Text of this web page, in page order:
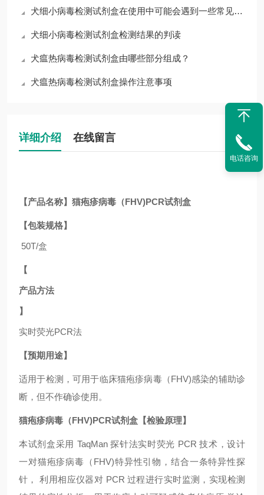
犬细小病毒检测试剂盒在使用中可能会遇到一些常见问题
犬细小病毒检测试剂盒检测结果的判读
犬瘟热病毒检测试剂盒由哪些部分组成？
犬瘟热病毒检测试剂盒操作注意事项
详细介绍 在线留言
【产品名称】猫疱疹病毒（FHV)PCR试剂盒
【包装规格】
50T/盒
【
产品方法
】
实时荧光PCR法
【预期用途】
适用于检测，可用于临床猫疱疹病毒（FHV)感染的辅助诊
断，但不作确诊使用。
猫疱疹病毒（FHV)PCR试剂盒【检验原理】
本试剂盒采用 TaqMan 探针法实时荧光 PCR 技术，设计
一对猫疱疹病毒（FHV)特异性引物，结合一条特异性探
针，
利用相应仪器对 PCR 过程进行实时监测，实现检测
电话咨询